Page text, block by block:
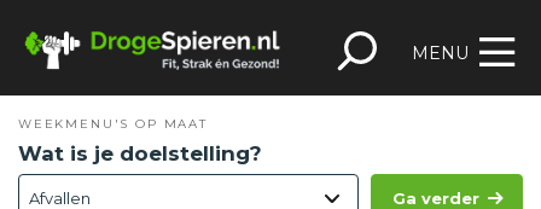
naar
naar
inhoud
naar
sidebar
footer
MENU
WEEKMENU'S OP MAAT
Wat is je doelstelling?
Ga verder